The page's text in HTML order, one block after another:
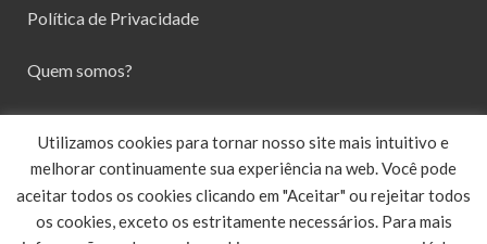
Política de Privacidade
Quem somos?
Contato
Utilizamos cookies para tornar nosso site mais intuitivo e
melhorar continuamente sua experiência na web. Você pode
aceitar todos os cookies clicando em "Aceitar" ou rejeitar todos
os cookies, exceto os estritamente necessários. Para mais